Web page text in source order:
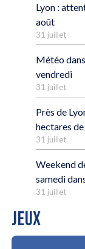
Lyon :
août
31 juillet
Météo
vendredi
31 juillet
Près de
hectares
31 juillet
Weekend
samedi
31 juillet
JEUX